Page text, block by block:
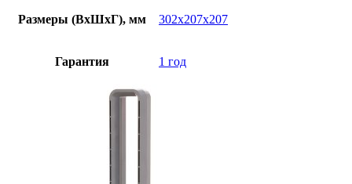
Размеры (ВхШхГ), мм 302x207x207
Гарантия 1 год